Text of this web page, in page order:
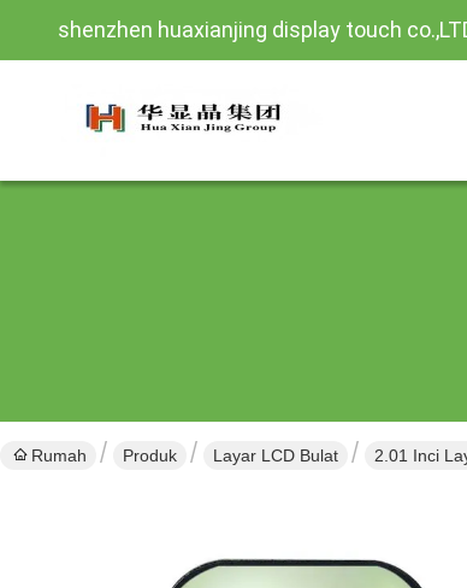
shenzhen huaxianjing display touch
Rumah Produk Layar LCD Bulat 2.01 Inci